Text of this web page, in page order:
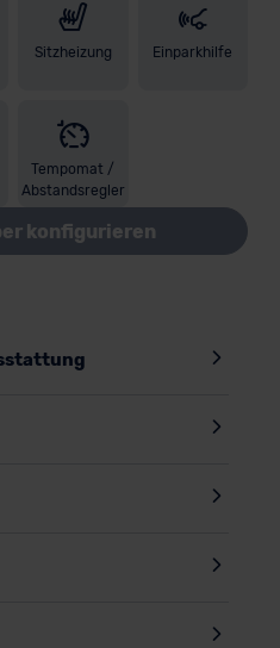
Sitzheizung Einparkhilfe
Tempomat /
Abstandsregler
konfigurieren